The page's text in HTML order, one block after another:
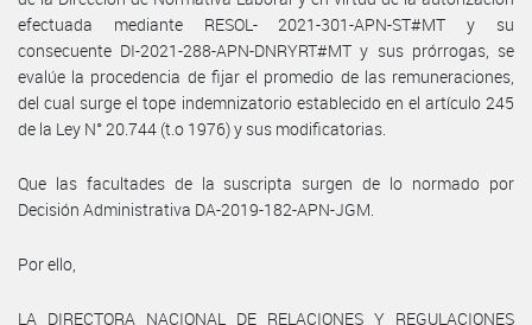
efectuada mediante RESOL- 2021-301-APN-ST#MT y su
consecuente DI-2021-288-APN-DNRYRT#MT y sus prórrogas, se
evalúe la procedencia de fijar el promedio de las remuneraciones,
del cual surge el tope indemnizatorio establecido en el artículo 245
de la Ley N° 20.744 (t.o 1976) y sus modificatorias.
Que las facultades de la suscripta surgen de lo normado por
Decisión Administrativa DA-2019-182-APN-JGM.
Por ello,
LA DIRECTORA NACIONAL DE RELACIONES Y REGULACIONES